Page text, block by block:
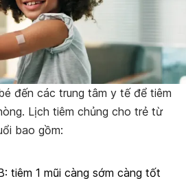
đến các trung tâm y tế để tiêm
Lịch tiêm chủng cho trẻ từ
bao gồm:
tiêm 1 mũi càng sớm càng tốt